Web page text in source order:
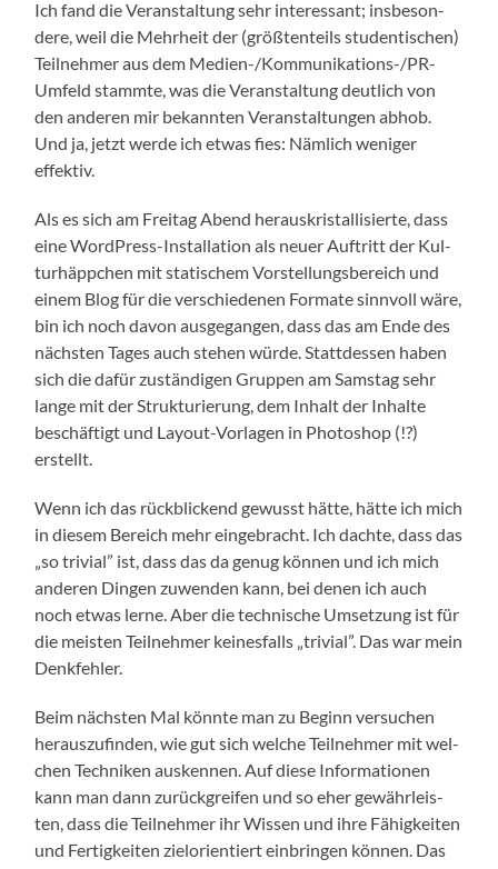
Ich fand die Ver­an­stal­tung sehr inter­es­sant; ins­be­son­
de­re, weil die Mehr­heit der (größ­ten­teils stu­den­ti­schen)
Teil­neh­mer aus dem Medi­en-/Kom­mu­ni­ka­ti­ons-/PR-
Umfeld stamm­te, was die Ver­an­stal­tung deut­lich von
den ande­ren mir bekann­ten Ver­an­stal­tun­gen abhob.
Und ja, jetzt wer­de ich etwas fies: Näm­lich weni­ger
effektiv.
Als es sich am Frei­tag Abend her­aus­kris­tal­li­sier­te, dass
eine Word­Press-Instal­la­ti­on als neu­er Auf­tritt der Kul­
tur­häpp­chen mit sta­ti­schem Vor­stel­lungs­be­reich und
einem Blog für die ver­schie­de­nen For­ma­te sinn­voll wäre,
bin ich noch davon aus­ge­gan­gen, dass das am Ende des
nächs­ten Tages auch ste­hen wür­de. Statt­des­sen haben
sich die dafür zustän­di­gen Grup­pen am Sams­tag sehr
lan­ge mit der Struk­tu­rie­rung, dem Inhalt der Inhal­te
beschäf­tigt und Lay­out-Vor­la­gen in Pho­to­shop (!?)
erstellt.
Wenn ich das rück­bli­ckend gewusst hät­te, hät­te ich mich
in die­sem Bereich mehr ein­ge­bracht. Ich dach­te, dass das
„so tri­vi­al” ist, dass das da genug kön­nen und ich mich
ande­ren Din­gen zuwen­den kann, bei denen ich auch
noch etwas ler­ne. Aber die tech­ni­sche Umset­zung ist für
die meis­ten Teil­neh­mer kei­nes­falls „tri­vi­al”. Das war mein
Denkfehler.
Beim nächs­ten Mal könn­te man zu Beginn ver­su­chen
her­aus­zu­fin­den, wie gut sich wel­che Teil­neh­mer mit wel­
chen Tech­ni­ken aus­ken­nen. Auf die­se Infor­ma­tio­nen
kann man dann zurück­grei­fen und so eher gewähr­leis­
ten, dass die Teil­neh­mer ihr Wis­sen und ihre Fähig­kei­ten
und Fer­tig­kei­ten ziel­ori­en­tiert ein­brin­gen kön­nen. Das